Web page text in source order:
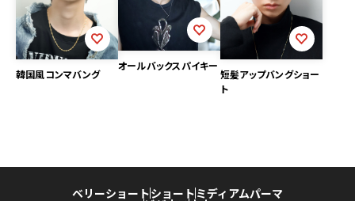
韓国風コンマバング
オールバックスパイキー
短髪アップバングショー
ト
ベリーショートショート ミディアムパーマ